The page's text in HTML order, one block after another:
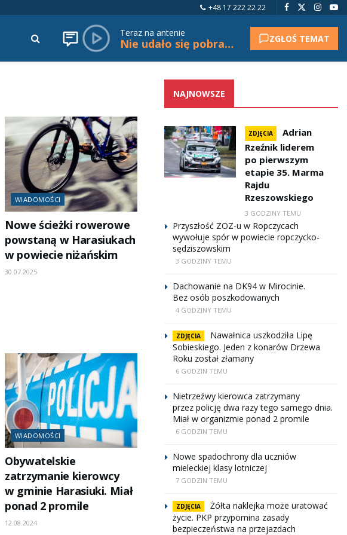
+48 17 222 22 22
Teraz na antenie
Nie udało się pobrać tytułu. ZGŁOŚ TEMAT
WIADOMOŚCI
Nowe ścieżki rowerowe
powstaną w Harasiukach
w powiecie niżańskim
30.07.2025
WIADOMOŚCI
Obywatelskie
zatrzymanie kierowcy
w gminie Harasiuki. Miał
ponad 2 promile
12.08.2024
NAJNOWSZE
ZDJĘCIA
Adrian
Rzeźnik liderem
po pierwszym
etapie 35. Marma
Rajdu
Rzeszowskiego
3 GODZINY TEMU
Przyszłość ZOZ-u w Ropczycach
wywołuje spór w powiecie ropczycko-
sędziszowskim
3 GODZINY TEMU
Dachowanie na DK94 w Mirocinie.
Bez osób poszkodowanych
4 GODZINY TEMU
ZDJĘCIA
Nawałnica uszkodziła Lipę
Sobieskiego. Jeden z konarów Drzewa
Roku został złamany
6 GODZIN TEMU
Nietrzeźwy kierowca zatrzymany
przez policję dwa razy tego samego dnia.
Miał w organizmie ponad 2 promile
6 GODZIN TEMU
Nowe spadochrony dla uczniów
mieleckiej klasy lotniczej
7 GODZIN TEMU
ZDJĘCIA
Żółta naklejka może uratować
życie. PKP przypomina zasady
bezpieczeństwa na przejazdach